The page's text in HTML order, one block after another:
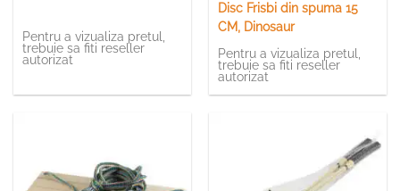
Pentru a vizualiza pretul,
trebuie sa fiti reseller
autorizat
Disc Frisbi din spuma 15
CM, Dinosaur
Pentru a vizualiza pretul,
trebuie sa fiti reseller
autorizat